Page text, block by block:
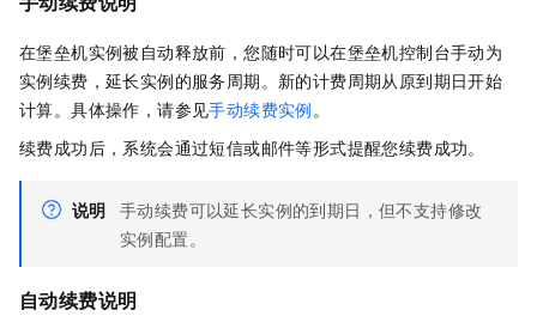
在堡垒机实例被自动释放前，您随时可以在堡垒机控制台手动为
实例续费，延长实例的服务周期。新的计费周期从原到期日开始
计算。具体操作，请参见手动续费实例。
续费成功后，系统会通过短信或邮件等形式提醒您续费成功。
说明 手动续费可以延长实例的到期日，但不支持修改
实例配置。
自动续费说明